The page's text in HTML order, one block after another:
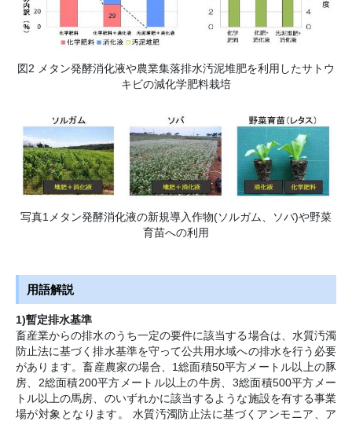
図2 メタン発酵消化液や農業集落排水汚泥堆肥を利用したサトウ
キビの減化学肥料栽培
写真1メタン発酵消化液の新規導入作物(ソルガム、ソバ)や野菜
育苗への利用
用語解説
1)暫定排水基準
畜産業からの排水のうち一定の要件に該当する場合は、水質汚濁
防止法に基づく排水基準を守って公共用水域への排水を行う必要
があります。畜産農家の場合、1総面積50平方メートル以上の豚
房、2総面積200平方メートル以上の牛房、3総面積500平方メー
トル以上の馬房、のいずれかに該当するような施設を有する事業
場が対象となります。 水質汚濁防止法に基づくアンモニア、ア